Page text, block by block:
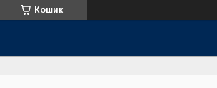
Кошик